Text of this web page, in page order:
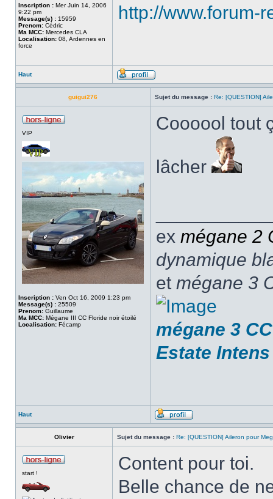
Inscription : Mer Juin 14, 2006
9:22 pm
Message(s) : 15959
Prenom: Cédric
Ma MCC: Mercedes CLA
Localisation: 08, Ardennes en
force
http://www.forum-
Haut
guigui276 Sujet du message : Re: [QUESTION]
VIP
Inscription : Ven Oct 16, 2009 1:23 pm
Message(s) : 25509
Prenom: Guillaume
Ma MCC: Mégane III CC Floride noir étoilé
Localisation: Fécamp
Coooool tout
lâcher
ex mégane 2
dynamique
et mégane 3
mégane 3
Estate
Haut
Olivier Sujet du message : Re: [QUESTION] Aileron pour
start !
Content pour toi.
Belle chance de